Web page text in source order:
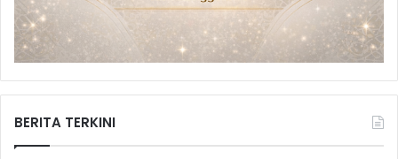
BERITA TERKINI